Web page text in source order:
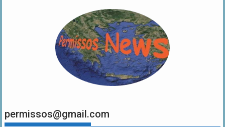
permissos@gmail.com